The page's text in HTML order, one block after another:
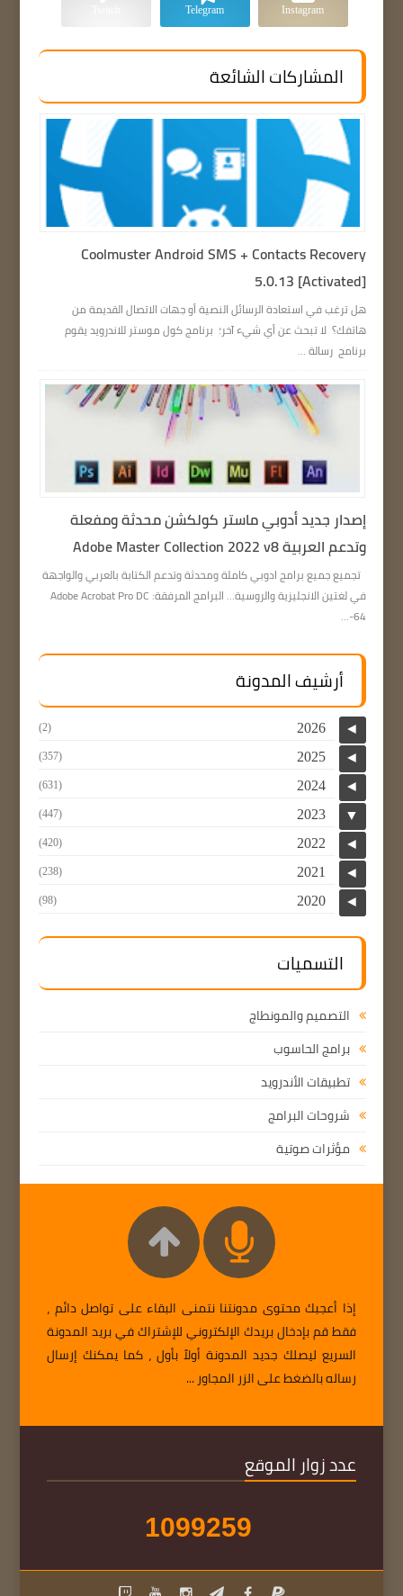
Instagram
Telegram
المشاركات الشائعة
Coolmuster Android SMS + Contacts Recovery
5.0.13 [Activated]
هل ترغب في استعادة الرسائل النصية أو جهات الاتصال القديمة من
هاتفك؟ لا تبحث عن أي شيء آخر؛ برنامج كول موستر للاندرويد يقوم
برنامج رسالة ...
إصدار جديد أدوبي ماستر كولكشن محدثة ومفعلة
وتدعم العربية Adobe Master Collection 2022 v8
تجميع جميع برامج ادوبي كاملة ومحدثة وتدعم الكتابة بالعربي والواجهة
في لغتين الانجليزية والروسية… البرامج المرفقة: Adobe Acrobat Pro DC
64-...
أرشيف المدونة
◄
2026
(2)
◄
2025
(357)
◄
2024
(631)
▼
2023
(447)
◄
2022
(420)
◄
2021
(238)
◄
2020
(98)
التسميات
التصميم والمونطاج
برامج الحاسوب
تطبيقات الأندرويد
شروحات البرامج
مؤثرات صوتية
إذا أعجبك محتوى مدونتنا نتمنى البقاء على تواصل دائم ،
فقط قم بإدخال بريدك الإلكتروني للإشتراك في بريد المدونة
السريع ليصلك جديد المدونة أولاً بأول ، كما يمكنك إرسال
رساله بالضغط على الزر المجاور ...
عدد زوار الموقع
1099259